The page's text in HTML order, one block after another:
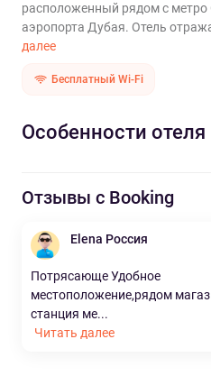
расположенный рядом с метро
аэропорта Дубая. Отель
далее
Бесплатный Wi-Fi
Особенности отеля
Отзывы с Booking
Elena Россия
Потрясающе Удобное
местоположение,рядом
станция ме...
Читать далее